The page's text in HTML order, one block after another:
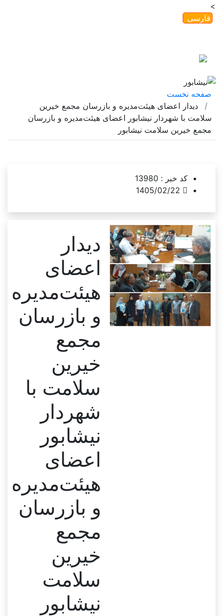
>
فارسی
امروز
صفحه نخست
دیدار اعضای هیئت‌مدیره و بازرسان مجمع خیرین
سلامت با شهردار نیشابور اعضای هیئت‌مدیره و بازرسان
مجمع خیرین سلامت نیشابور
کد خبر : 13980
1405/02/22
دیدار
اعضای
هیئت‌مدیره
و بازرسان
مجمع
خیرین
سلامت با
شهردار
نیشابور
اعضای
هیئت‌مدیره
و بازرسان
مجمع
خیرین
سلامت
نیشابور